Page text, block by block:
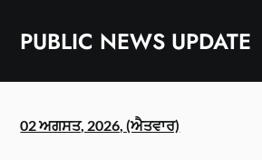
contentPUBLIC NEWS UPDATE
02 ਅਗਸਤ, 2026, (ਐਤਵਾਰ)